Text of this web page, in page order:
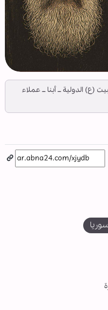
(ع) الدولية ــ أبنا ــ عملاء
سوريا